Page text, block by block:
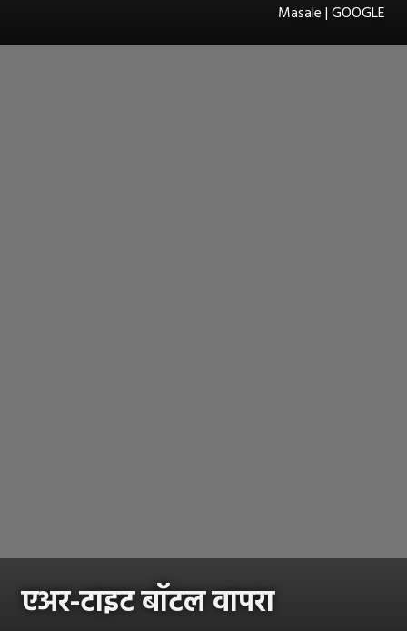
Masale | GOOGLE
एअर-टाइट बॉटल वापरा